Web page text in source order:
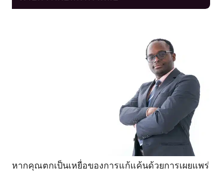
หากคุณตกเป็นเหยื่อของการแก้แค้นด้วยการเผยแพร่